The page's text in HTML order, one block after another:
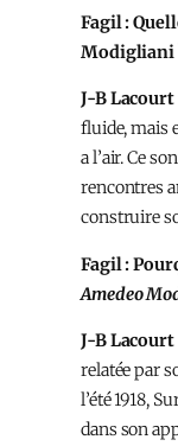
Fagil :
Modigliani
J-B Lacourt
fluide, mais
a l’air. Ce
rencontres
construire
Fagil :
Amedeo
J-B Lacourt
relatée par
l’été 1918,
dans son